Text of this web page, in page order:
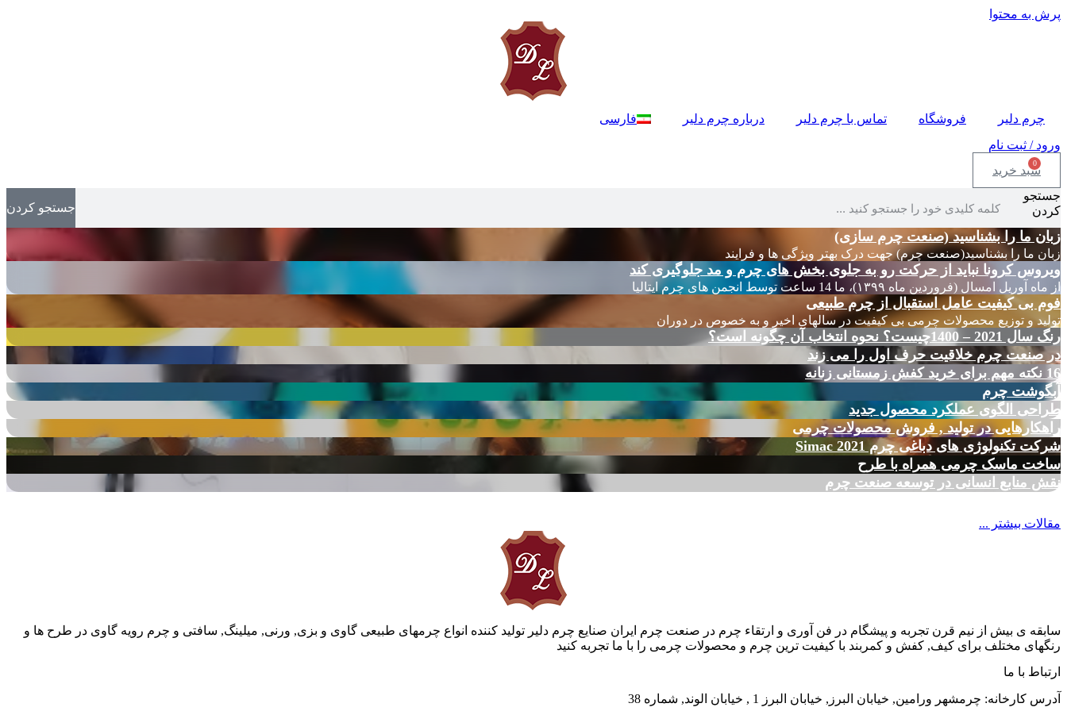
پرش به محتوا
چرم دلیر فروشگاه تماس با چرم دلیر درباره چرم دلیر
فارسی
ورود / ثبت نام
0
سبد خرید
جستجو
کردن
جستجو کردن
زبان ما را بشناسید (صنعت چرم سازی)
زبان ما را بشناسید(صنعت چرم) جهت درک بهتر ویژگی ها و فرایند
ویروس کرونا نباید از حرکت رو به جلوی بخش های چرم و مد جلوگیری کند
از ماه آوریل امسال (فروردین ماه ۱۳۹۹)، ما 14 ساعت توسط انجمن های چرم ایتالیا
فوم بی کیفیت عامل استقبال از چرم طبیعی
تولید و توزیع محصولات چرمی بی کیفیت در سالهای اخیر و به خصوص در دوران
رنگ سال 2021 – 1400چیست؟ نحوه انتخاب آن چگونه است؟
در صنعت چرم خلاقیت حرف اول را می زند
16 نکته مهم برای خرید کفش زمستانی زنانه
آبگوشت چرم
طراحی الگوی عملکرد محصول جدید
راهکارهایی در تولید , فروش محصولات چرمی
شرکت تکنولوژی های دباغی چرم Simac 2021
ساخت ماسک چرمی همراه با طرح
نقش منابع انسانی در توسعه صنعت چرم
مقالات بیشتر ...
سابقه ی بیش از نیم قرن تجربه و پیشگام در فن آوری و ارتقاء چرم در صنعت چرم ایران صنایع چرم دلیر تولید کننده انواع چرمهای طبیعی گاوی و بزی, ورنی, میلینگ, سافتی و چرم رویه گاوی در طرح ها و
رنگهای مختلف برای کیف, کفش و کمربند با کیفیت ترین چرم و محصولات چرمی را با ما تجربه کنید
ارتباط با ما
آدرس کارخانه: چرمشهر ورامین, خیابان البرز, خیابان البرز 1 , خیابان الوند, شماره 38